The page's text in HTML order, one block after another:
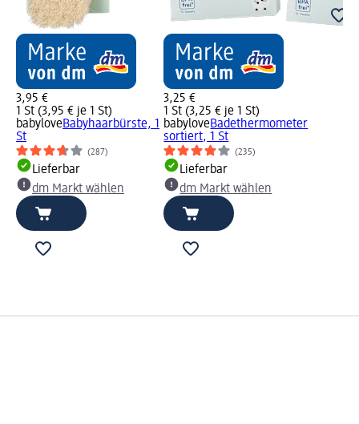
3,95 €
1 St (3,95 € je 1 St)
babyloveBabyhaarbürste, 1
St
(287)
Lieferbar
dm Markt wählen
3,25 €
1 St (3,25 € je 1 St)
babyloveBadethermometer
sortiert, 1 St
(235)
Lieferbar
dm Markt wählen